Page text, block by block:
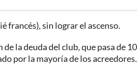
francés), sin lograr el ascenso.
la deuda del club, que pasa de
por la mayoría de los acreedores.